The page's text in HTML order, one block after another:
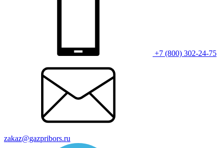
+7 (800) 302-24-75
zakaz@gazpribors.ru